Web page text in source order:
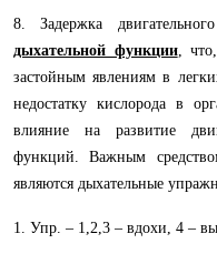
8.Задержка
дыхательной функции,
застойным явлениям в
недостатку кислорода в
влияние на развитие
функций.Важным
являются дыхательные
1. Упр. – 1,2,3 – вдохи, 4 –